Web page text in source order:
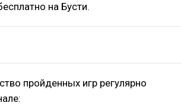
на Бусти.
пройденных игр регулярно